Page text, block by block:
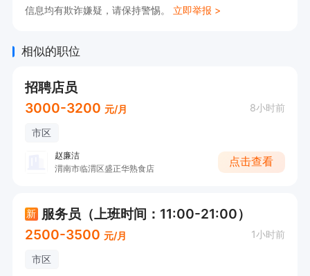
信息均有欺诈嫌疑，请保持警惕。 立即举报 >
相似的职位
招聘店员
3000-3200 元/月 8小时前
市区
赵廉洁
渭南市临渭区盛正华熟食店
点击查看
新 服务员（上班时间：11:00-21:00）
2500-3500 元/月 1小时前
市区